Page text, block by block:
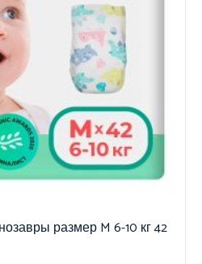
размер M 6-10 кг 42